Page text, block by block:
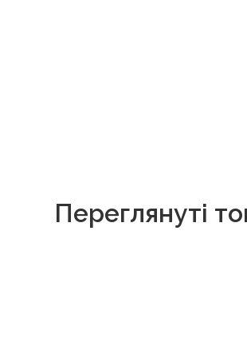
Переглянуті